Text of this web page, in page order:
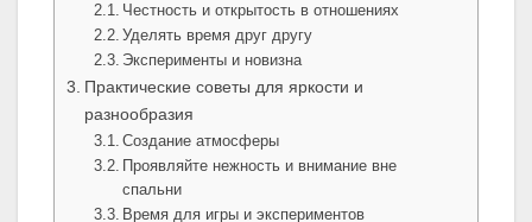
Честность и открытость в отношениях
Уделять время друг другу
Эксперименты и новизна
Практические советы для яркости и
разнообразия
Создание атмосферы
Проявляйте нежность и внимание вне
спальни
Время для игры и экспериментов